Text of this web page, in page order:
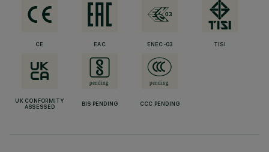
CE EAC ENEC-03 TISI
UK CONFORMITY
ASSESSED
BIS PENDING CCC PENDING